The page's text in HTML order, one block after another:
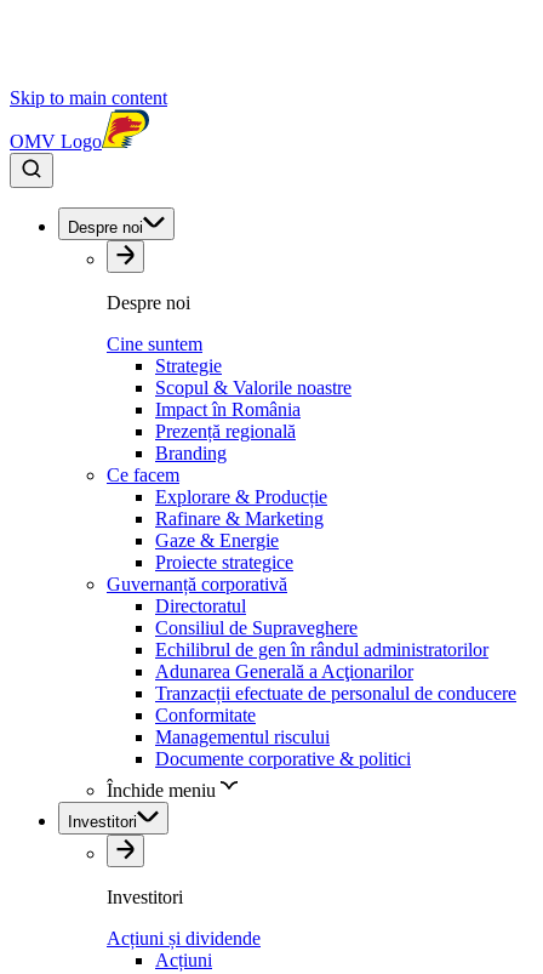
Skip to main content
OMV Logo
Despre noi
Despre noi
Cine suntem
Strategie
Scopul & Valorile noastre
Impact în România
Prezență regională
Branding
Ce facem
Explorare & Producție
Rafinare & Marketing
Gaze & Energie
Proiecte strategice
Guvernanță corporativă
Directoratul
Consiliul de Supraveghere
Echilibrul de gen în rândul administratorilor
Adunarea Generală a Acţionarilor
Tranzacții efectuate de personalul de conducere
Conformitate
Managementul riscului
Documente corporative & politici
Închide meniu
Investitori
Investitori
Acțiuni și dividende
Acțiuni